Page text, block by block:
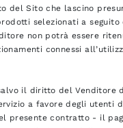
del Sito che lascino
selezionati a
non potrà essere
connessi
il diritto del
a favore degli utenti
presente contratto - il